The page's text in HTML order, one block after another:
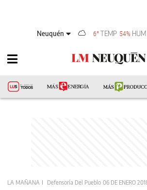
Neuquén 6°TEMP 54% HUM
LA MAÑANA Defensoría Del Pueblo 06 DE ENERO